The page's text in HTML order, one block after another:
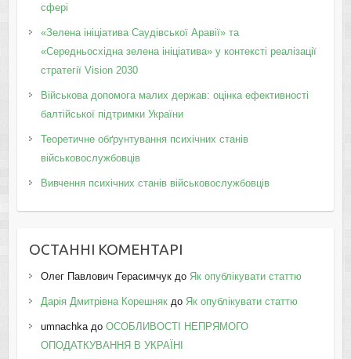
сфері
«Зелена ініціатива Саудівської Аравії» та
«Середньосхідна зелена ініціатива» у контексті реалізації
стратегії Vision 2030
Військова допомога малих держав: оцінка ефективності
балтійської підтримки України
Теоретичне обґрунтування психічних станів
військовослужбовців
Вивчення психічних станів військовослужбовців
ОСТАННІ КОМЕНТАРІ
Олег Павлович Герасимчукдо Як опублікувати статтю
Дарія Дмитрівна Корешнякдо Як опублікувати статтю
umnachkaдо ОСОБЛИВОСТІ НЕПРЯМОГО
ОПОДАТКУВАННЯ В УКРАЇНІ